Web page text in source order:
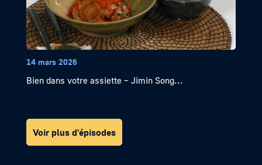
14 mars 2026
Bien dans votre assiette – Jimin Song...
Voir plus d'épisodes